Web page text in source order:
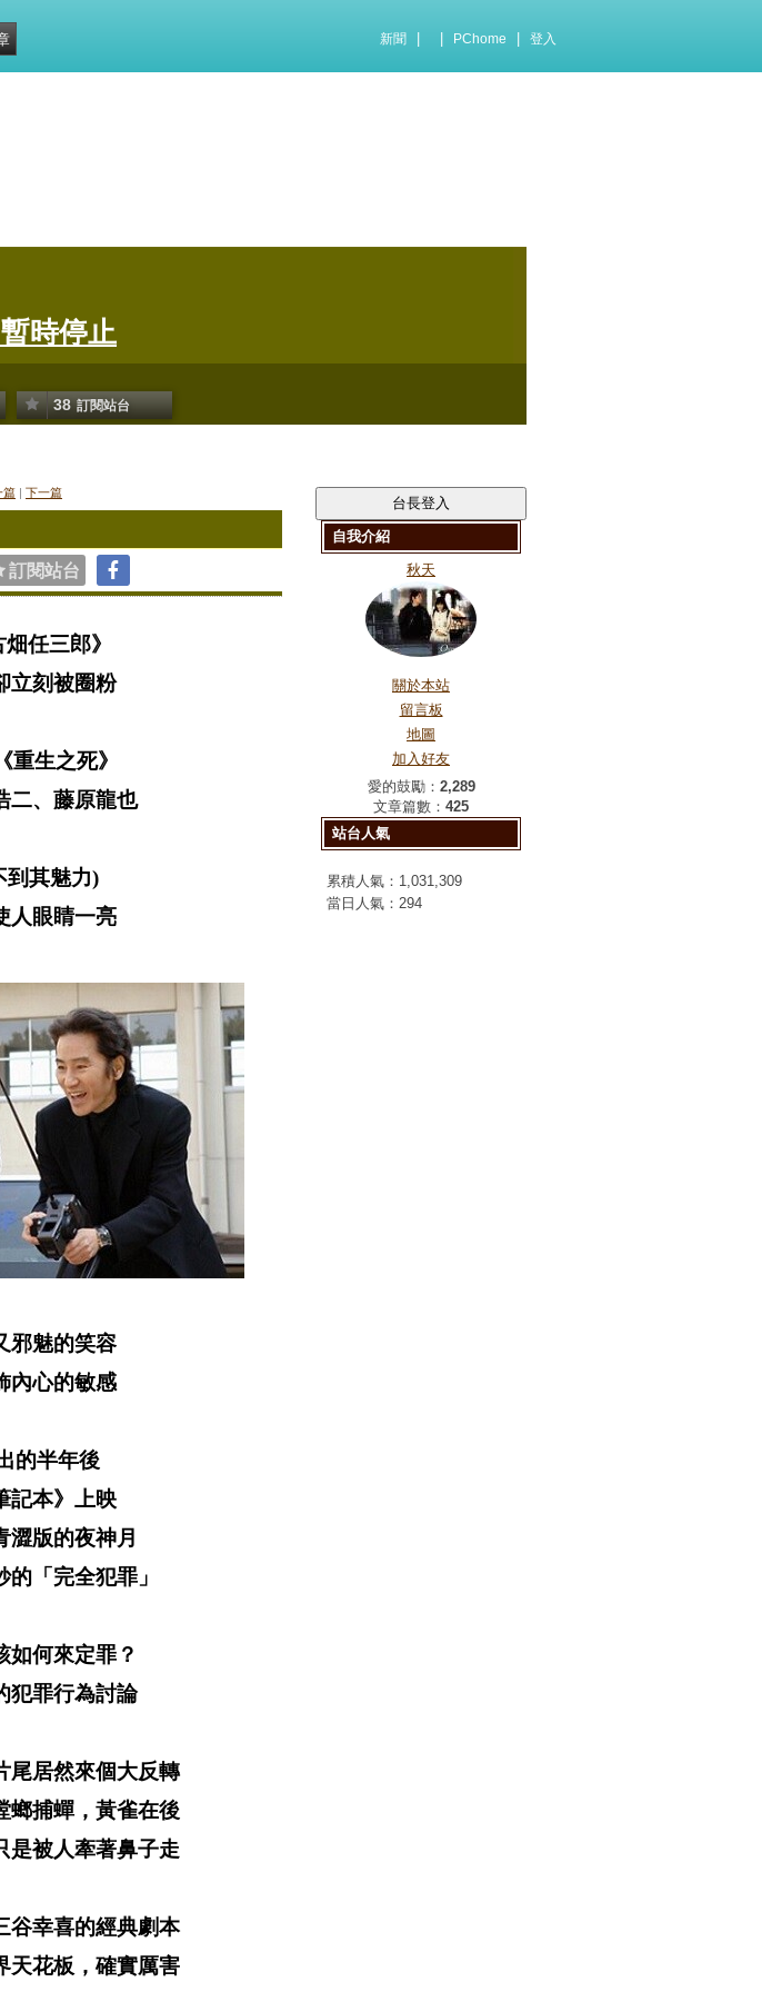
新聞 PChome 登入
時停止
38 訂閱站台
篇 | 下一篇
訂閱站台
畑任三郎》
立刻被圈粉
重生之死》
二、藤原龍也
到其魅力)
人眼睛一亮
邪魅的笑容
內心的敏感
的半年後
記本》上映
澀版的夜神月
「完全犯罪」
如何來定罪？
犯罪行為討論
尾居然來個大反轉
螂捕蟬，黃雀在後
是被人牽著鼻子走
谷幸喜的經典劇本
天花板，確實厲害
自我介紹
秋天
關於本站
留言板
地圖
加入好友
愛的鼓勵： 2,289
文章篇數： 425
站台人氣
累積人氣： 1,031,309
當日人氣： 294